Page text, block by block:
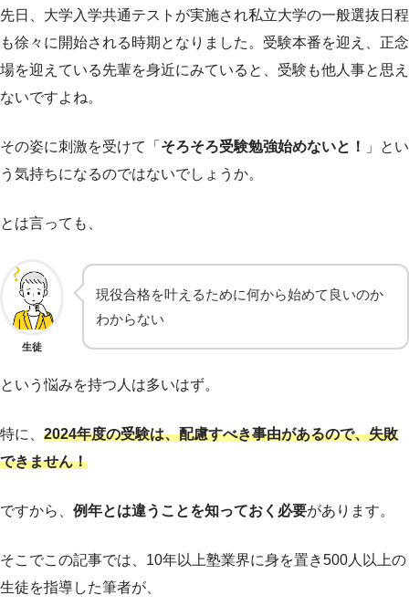
先日、大学入学共通テストが実施され私立大学の一般選抜日程
も徐々に開始される時期となりました。受験本番を迎え、正念
場を迎えている先輩を身近にみていると、受験も他人事と思え
ないですよね。
その姿に刺激を受けて「 そろそろ受験勉強始めないと！
」とい
う気持ちになるのではないでしょうか。
とは言っても、
生徒
現役合格を叶えるために何から始めて良いのか
わからない
という悩みを持つ人は多いはず。
特に、 2024年度の受験は、配慮すべき事由があるので、失敗
できません！
ですから、 例年とは違うことを知っておく必要があります。
そこでこの記事では、10年以上塾業界に身を置き500人以上の
生徒を指導した筆者が、